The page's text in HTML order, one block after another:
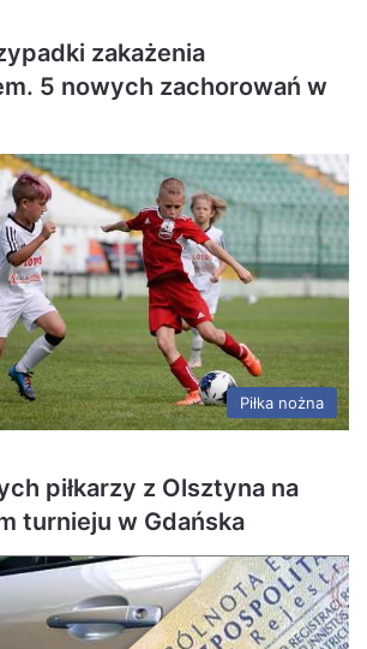
zakażenia
5 nowych zachorowań w
Piłka nożna
piłkarzy z Olsztyna na
turnieju w Gdańska